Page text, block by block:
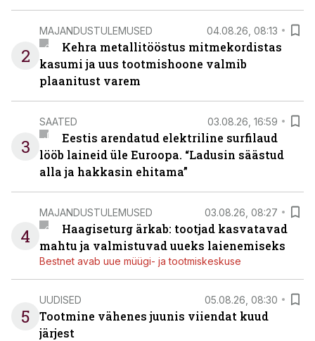
2
MAJANDUSTULEMUSED 04.08.26, 08:13
Kehra metallitööstus mitmekordistas
kasumi ja uus tootmishoone valmib
plaanitust varem
3
SAATED 03.08.26, 16:59
Eestis arendatud elektriline surfilaud
lööb laineid üle Euroopa. “Ladusin säästud
alla ja hakkasin ehitama”
4
MAJANDUSTULEMUSED 03.08.26, 08:27
Haagiseturg ärkab: tootjad kasvatavad
mahtu ja valmistuvad uueks laienemiseks
Bestnet avab uue müügi- ja tootmiskeskuse
5
UUDISED 05.08.26, 08:30
Tootmine vähenes juunis viiendat kuud
järjest